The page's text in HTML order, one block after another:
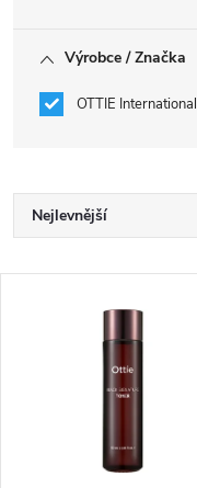
Výrobce / Značka
OTTIE International
Ř
a
Nejlevnější